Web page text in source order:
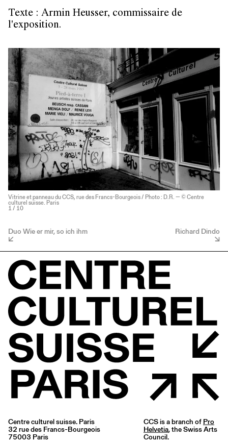
Texte : Armin Heusser, commissaire de
l'exposition.
Vitrine et panneau du CCS, rue des Francs-Bourgeois / Photo : D.R. — © Centre
culturel suisse. Paris
1 / 10
Duo Wie er mir, so ich ihm Richard Dindo
Centre culturel suisse. Paris
32 rue des Francs-Bourgeois
75003 Paris
CCS is a branch of Pro
Helvetia, the Swiss Arts
Council.